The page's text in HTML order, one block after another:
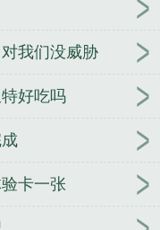
我们没威胁
好吃吗
卡一张